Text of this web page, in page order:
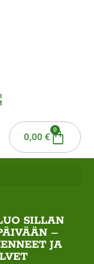
0,00 €
0
SILLAN
–
JA